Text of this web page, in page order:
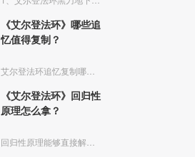
《艾尔登法环》哪些追
忆值得复制？
《艾尔登法环》回归性
原理怎么拿？